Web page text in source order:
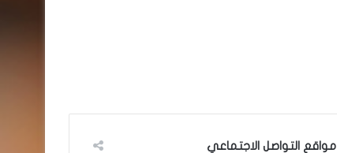
مواقع التواصل الاجتماعي